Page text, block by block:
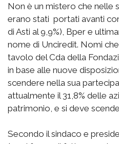
Non è un mistero che nelle
erano stati portati avanti
di Asti al 9,9%), Bper e
nome di Unciredit. Nomi
tavolo del Cda della
in base alle nuove
scendere nella sua
attualmente il 31,8% delle
patrimonio, e si deve
Secondo il sindaco e